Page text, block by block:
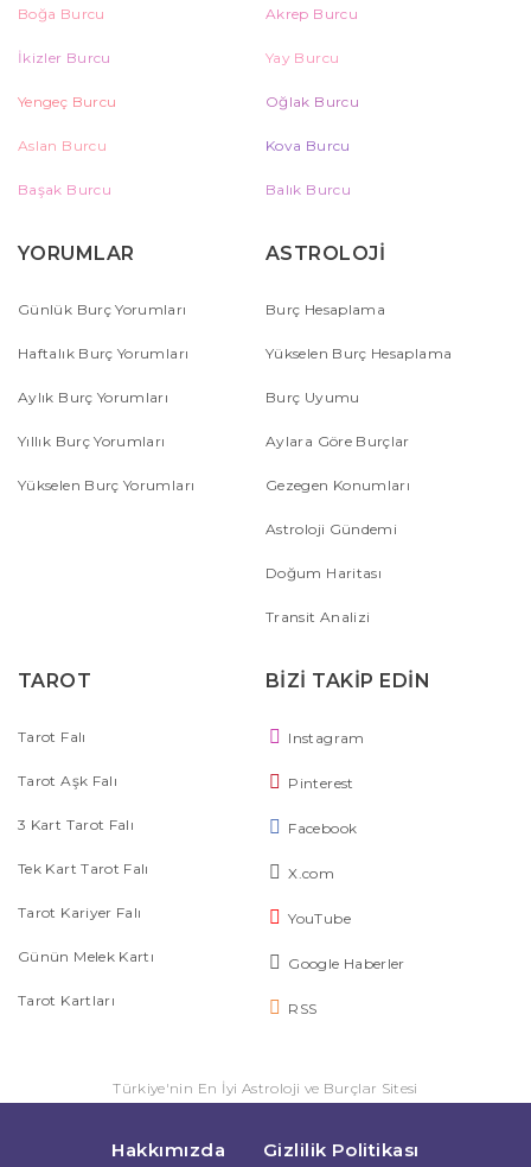
Boğa Burcu Akrep Burcu
İkizler Burcu Yay Burcu
Yengeç Burcu Oğlak Burcu
Aslan Burcu Kova Burcu
Başak Burcu Balık Burcu
YORUMLAR
Günlük Burç Yorumları
Haftalık Burç Yorumları
Aylık Burç Yorumları
Yıllık Burç Yorumları
Yükselen Burç Yorumları
ASTROLOJİ
Burç Hesaplama
Yükselen Burç Hesaplama
Burç Uyumu
Aylara Göre Burçlar
Gezegen Konumları
Astroloji Gündemi
Doğum Haritası
Transit Analizi
TAROT
Tarot Falı
Tarot Aşk Falı
3 Kart Tarot Falı
Tek Kart Tarot Falı
Tarot Kariyer Falı
Günün Melek Kartı
Tarot Kartları
BİZİ TAKİP EDİN
Instagram
Pinterest
Facebook
X.com
YouTube
Google Haberler
RSS
Türkiye'nin En İyi Astroloji ve Burçlar Sitesi
Hakkımızda Gizlilik Politikası